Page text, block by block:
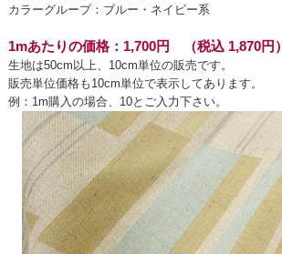
カラーグループ：ブルー・ネイビー系
1mあたりの価格：1,700円 （税込 1,870円）
生地は50cm以上、10cm単位の販売です。
販売単位価格も10cm単位で表示してあります。
例：1m購入の場合、10とご入力下さい。